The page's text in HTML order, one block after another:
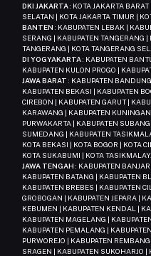
DKI JAKARTA: KOTA JAKARTA
SELATAN | KOTA JAKARTA TIMUR |
BANTEN : KABUPATEN LEBAK |
SERANG | KABUPATEN TANGERANG |
TANGERANG | KOTA TANGERANG
DI YOGYAKARTA: KABUPATEN
KABUPATEN KULON PROGO |
JAWA BARAT : KABUPATEN
KABUPATEN BEKASI | KABUPATEN
CIREBON | KABUPATEN GARUT |
KARAWANG | KABUPATEN
PURWAKARTA | KABUPATEN
SUMEDANG | KABUPATEN
KOTA BEKASI | KOTA BOGOR | KOTA
KOTA SUKABUMI | KOTA
JAWA TENGAH : KABUPATEN
KABUPATEN BATANG | KABUPATEN
KABUPATEN BREBES | KABUPATEN
GROBOGAN | KABUPATEN JEPARA |
KEBUMEN | KABUPATEN KENDAL |
KABUPATEN MAGELANG |
KABUPATEN PEMALANG |
PURWOREJO | KABUPATEN
SRAGEN | KABUPATEN SUKOHARJO |